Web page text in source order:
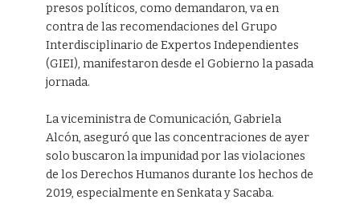
presos políticos, como demandaron, va en
contra de las recomendaciones del Grupo
Interdisciplinario de Expertos Independientes
(GIEI), manifestaron desde el Gobierno la pasada
jornada.
La viceministra de Comunicación, Gabriela
Alcón, aseguró que las concentraciones de ayer
solo buscaron la impunidad por las violaciones
de los Derechos Humanos durante los hechos de
2019, especialmente en Senkata y Sacaba.